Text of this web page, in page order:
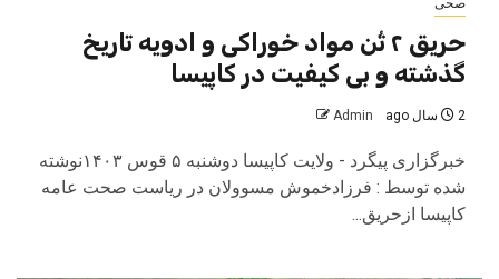
صحی
حریق ۲ تُن مواد خوراکی و ادویه تاریخ
گذشته و بی کیفیت در کاپیسا
2 سال ago Admin
خبرگزاری پیگرد - ولایت کاپیسا دوشنبه ۵ قوس ۱۴۰۳نوشته
شده توسط : فرزادخموش مسوولان در ریاست صحت عامه
کاپیسا ازحریق...